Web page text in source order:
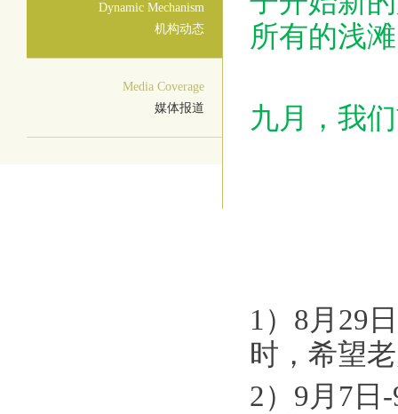
Dynamic Mechanism
机构动态
Media Coverage
媒体报道
所有的浅
九月，我
1）8月29
时，希望
2）9月7日